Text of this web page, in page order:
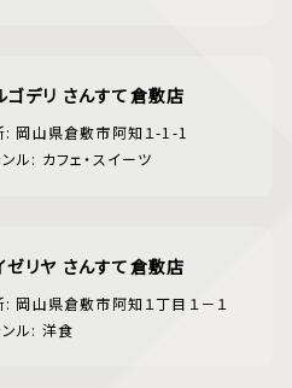
ゴデリ さんすて倉敷店
: 岡山県倉敷市阿知１-1-1
ンル: カフェ・スイーツ
ゼリヤ さんすて倉敷店
: 岡山県倉敷市阿知１丁目１－１
ンル: 洋食